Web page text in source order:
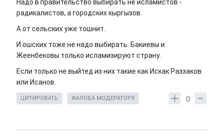
Надо в правительство выбирать не исламистов -
радикалистов, а городских кыргызов.
А от сельских уже тошнит.
И ошских тоже не надо выбирать. Бакиевы и
Жеенбековы только исламизируют страну.
Если только не выйтед из них такие как Искак Раззаков
или Исанов.
0
ЦИТИРОВАТЬ ЖАЛОБА МОДЕРАТОРУ